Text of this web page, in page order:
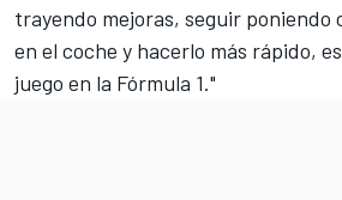
trayendo mejoras, seguir poniendo
en el coche y hacerlo más rápido,
juego en la Fórmula 1."